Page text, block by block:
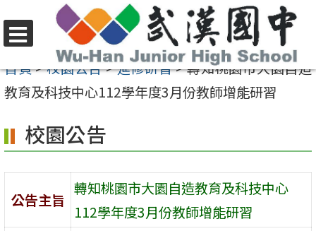
至
要
容
區
選
單
首頁>校園公告>進修研習>轉知桃園市大園自造
教育及科技中心112學年度3月份教師增能研習
校園公告
公告主旨
轉知桃園市大園自造教育及科技中心
112學年度3月份教師增能研習